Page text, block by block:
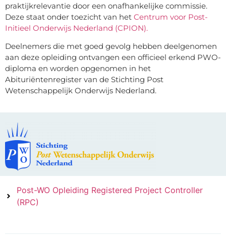
praktijkrelevantie door een onafhankelijke commissie.
Deze staat onder toezicht van het Centrum voor Post-
Initieel Onderwijs Nederland (CPION).
Deelnemers die met goed gevolg hebben deelgenomen
aan deze opleiding ontvangen een officieel erkend PWO-
diploma en worden opgenomen in het
Abituriëntenregister van de Stichting Post
Wetenschappelijk Onderwijs Nederland.
Post-WO Opleiding Registered Project Controller
(RPC)